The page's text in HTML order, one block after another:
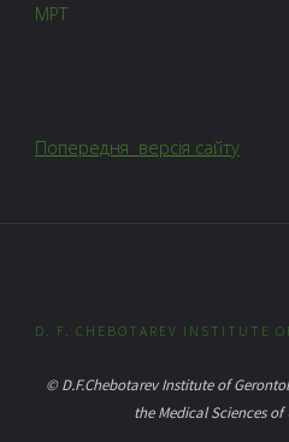
МРТ
Попередня версія сайту
D. F. CHEBOTAREV INSTITUTE
© D.F.Chebotarev Institute of
the Medical Sciences of